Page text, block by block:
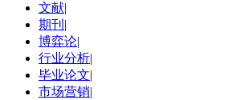
文献|
期刊 |
博弈论|
行业分析|
毕业论文|
市场营销|